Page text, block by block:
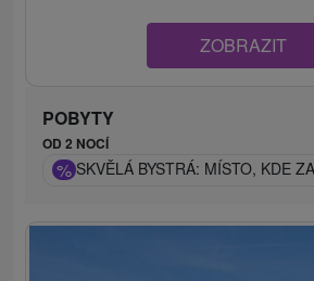
ZOBRAZIT
POBYTY
OD 2 NOCÍ
% SKVĚLÁ BYSTRÁ: MÍSTO, KDE